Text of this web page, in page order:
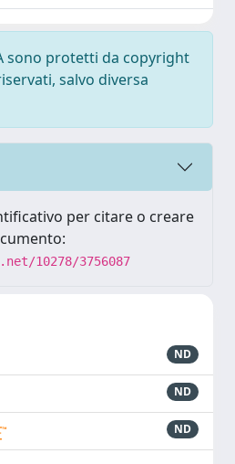
sono protetti da copyright
salvo diversa
per citare o creare
10278/3756087
ND
ND
ND